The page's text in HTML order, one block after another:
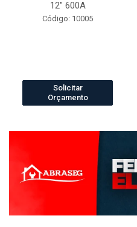
12" 600A
Código: 10005
Solicitar
Orçamento